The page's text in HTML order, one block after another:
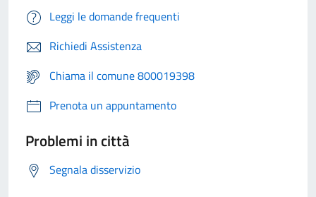
Leggi le domande frequenti
Richiedi Assistenza
Chiama il comune 800019398
Prenota un appuntamento
Problemi in città
Segnala disservizio